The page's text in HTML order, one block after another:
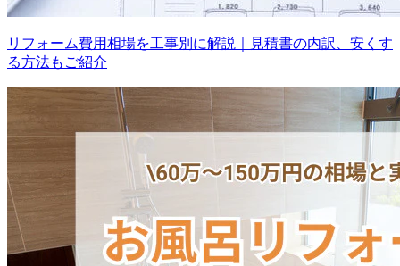
リフォーム費用相場を工事別に解説｜見積書の内訳、安くす
る方法もご紹介